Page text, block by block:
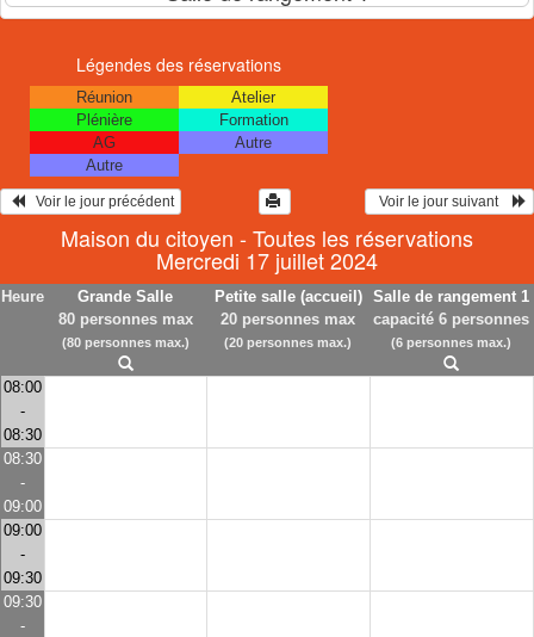
Légendes des réservations
Réunion
Atelier
Plénière
Formation
AG
Autre
Autre
   Voir le jour précédent
  Voir le jour suivant
Maison du citoyen - Toutes les réservations
Mercredi 17 juillet 2024
Heure
Grande Salle
80 personnes max
(80 personnes max.)
Petite salle (accueil)
20 personnes max
(20 personnes max.)
Salle de rangement 1
capacité 6 personnes
(6 personnes max.)
08:00
-
08:30
08:30
-
09:00
09:00
-
09:30
09:30
-